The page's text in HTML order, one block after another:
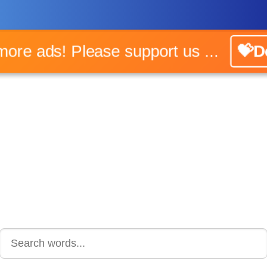
ads! Please support us ...